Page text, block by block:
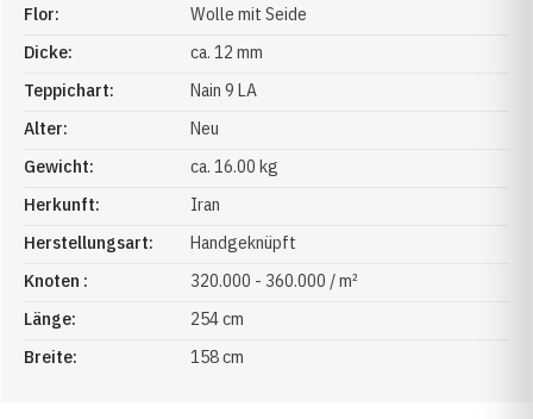
Flor:
Wolle mit Seide
Dicke:
ca. 12 mm
Teppichart:
Nain 9 LA
Alter:
Neu
Gewicht:
ca. 16.00 kg
Herkunft:
Iran
Herstellungsart:
Handgeknüpft
Knoten :
320.000 - 360.000 / m²
Länge:
254 cm
Breite:
158 cm